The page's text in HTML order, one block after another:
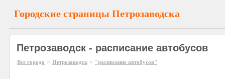
Городские страницы Петрозаводска
Петрозаводск - расписание автобусов
Все города » Петрозаводск » "расписание автобусов"